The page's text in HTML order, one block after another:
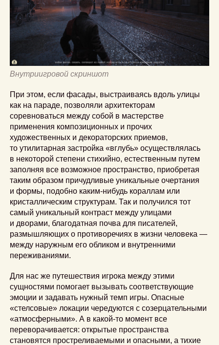
Внутриигровой скриншот
При этом, если фасады, выстраиваясь вдоль улицы
как на параде, позволяли архитекторам
соревноваться между собой в мастерстве
применения композиционных и прочих
художественных и декораторских приемов,
то утилитарная застройка «вглубь» осуществлялась
в некоторой степени стихийно, естественным путем
заполняя все возможное пространство, приобретая
таким образом причудливые уникальные очертания
и формы, подобно каким-нибудь кораллам или
кристаллическим структурам. Так и получился тот
самый уникальный контраст между улицами
и дворами, благодатная почва для писателей,
размышляющих о противоречиях в жизни человека —
между наружным его обликом и внутренними
переживаниями.
Для нас же путешествия игрока между этими
сущностями помогает вызывать соответствующие
эмоции и задавать нужный темп игры. Опасные
«стелсовые» локации чередуются с созерцательными
«атмосферными». А в какой-то момент все
переворачивается: открытые пространства
становятся простреливаемыми и опасными, а тихие